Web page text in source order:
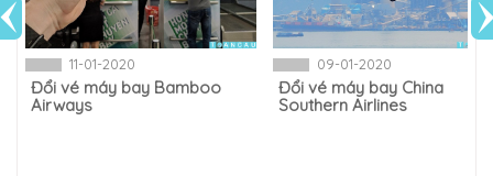
11-01-2020
Đổi vé máy bay Bamboo
Airways
09-01-2020
Đổi vé máy bay China
Southern Airlines